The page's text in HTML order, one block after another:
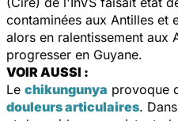
contaminées aux Antilles et
alors en ralentissement aux
progresser en Guyane.
VOIR AUSSI :
Le chikungunya provoque
douleurs articulaires.